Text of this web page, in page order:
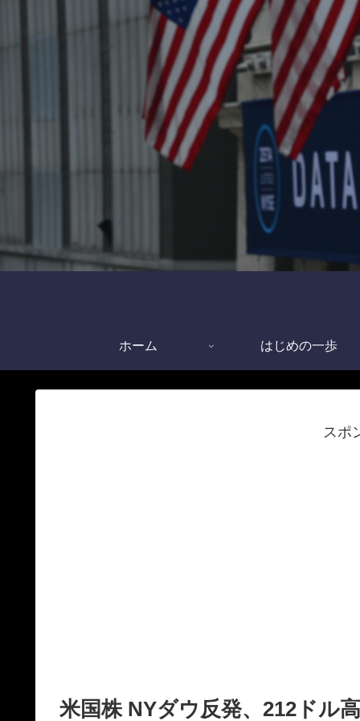
ホーム はじめの一歩
スポ
米国株 NYダウ反発、212ドル